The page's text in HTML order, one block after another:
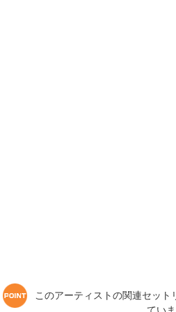
このアーティストの関連セッ
ていま